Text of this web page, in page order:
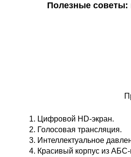
Полезные советы:
1. Цифровой HD-экран.
2. Голосовая трансляция.
3. Интеллектуальное
4. Красивый корпус из АБС-